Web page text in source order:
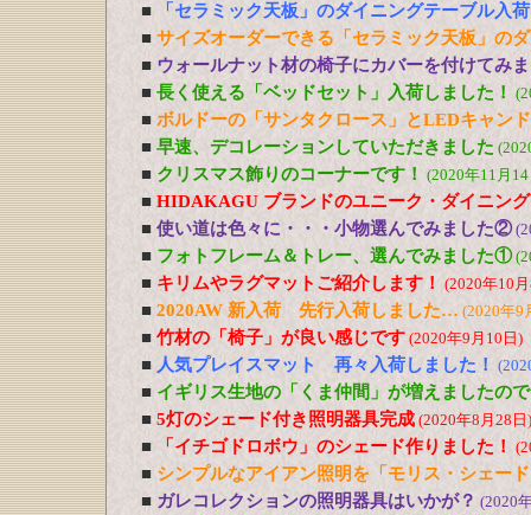
■
「セラミック天板」のダイニングテーブル入
■ サイズオーダーできる「セラミック天板」の
■ ウォールナット材の椅子にカバーを付けてみ
■ 長く使える「ベッドセット」入荷しました！
■ ボルドーの「サンタクロース」とLEDキャン
■ 早速、デコレーションしていただきました
■ クリスマス飾りのコーナーです！ (2020年11月
■ HIDAKAGU ブランドのユニーク・ダイニン
■ 使い道は色々に・・・小物選んでみました②
■ フォトフレーム＆トレー、選んでみました①
■ キリムやラグマットご紹介します！ (2020年10
■ 2020AW 新入荷 先行入荷しました… (2020年9
■ 竹材の「椅子」が良い感じです (2020年9月10日)
■ 人気プレイスマット 再々入荷しました！
■ イギリス生地の「くま仲間」が増えましたの
■ 5灯のシェード付き照明器具完成 (2020年8月28日)
■ 「イチゴドロボウ」のシェード作りました！
■ シンプルなアイアン照明を「モリス・シェー
■ ガレコレクションの照明器具はいかが？ (2020